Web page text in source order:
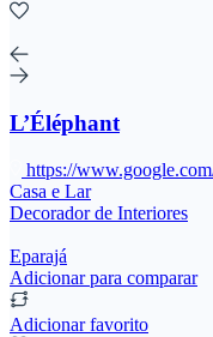
L’Éléphant
https://
Casa e Lar
Decorador de Interiores
Eparajá
Adicionar para comparar
Adicionar favorito